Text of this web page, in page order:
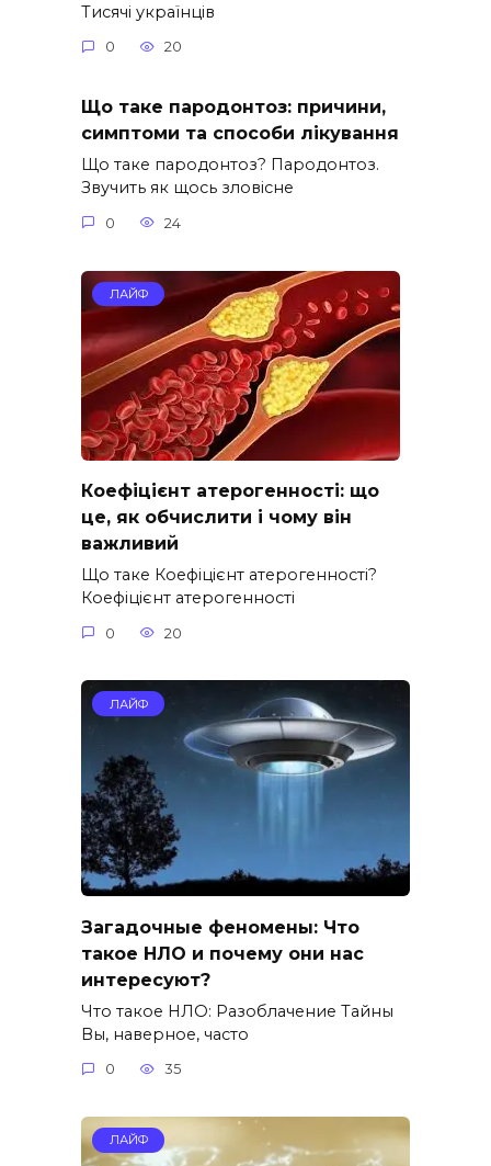
Тисячі українців
0 20
Що таке пародонтоз: причини,
симптоми та способи лікування
Що таке пародонтоз? Пародонтоз.
Звучить як щось зловісне
0 24
ЛАЙФ
Коефіцієнт атерогенності: що
це, як обчислити і чому він
важливий
Що таке Коефіцієнт атерогенності?
Коефіцієнт атерогенності
0 20
ЛАЙФ
Загадочные феномены: Что
такое НЛО и почему они нас
интересуют?
Что такое НЛО: Разоблачение Тайны
Вы, наверное, часто
0 35
ЛАЙФ